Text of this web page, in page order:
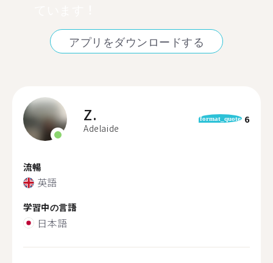
アプリをダウンロードする
Z.
Adelaide
format_quote 6
流暢
英語
学習中の言語
日本語